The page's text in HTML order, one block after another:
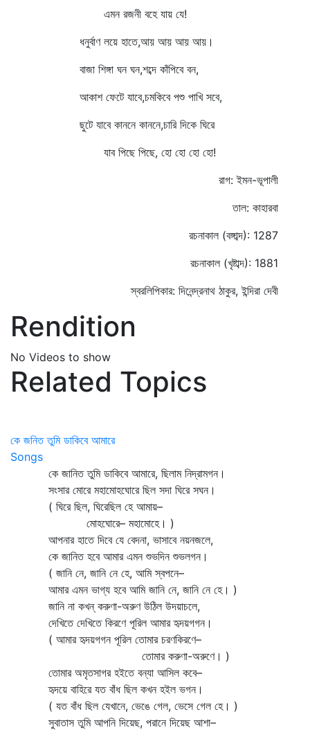
এমন রজনী বহে যায় যে!
ধনুর্বাণ লয়ে হাতে,আয় আয় আয় আয়।
বাজা শিঙ্গা ঘন ঘন,শব্দে কাঁপিবে বন,
আকাশ ফেটে যাবে,চমকিবে পশু পাখি সবে,
ছুটে যাবে কাননে কাননে,চারি দিকে ঘিরে
যাব পিছে পিছে, হো হো হো হো!
রাগ: ইমন-ভূপালী
তাল: কাহারবা
রচনাকাল (বঙ্গাব্দ): 1287
রচনাকাল (খৃষ্টাব্দ): 1881
স্বরলিপিকার: দিনেন্দ্রনাথ ঠাকুর, ইন্দিরা দেবী
Rendition
No Videos to show
Related Topics
কে জনিত তুমি ডাকিবে আমারে
Songs
কে জানিত তুমি ডাকিবে আমারে, ছিলাম নিদ্রামগন।
সংসার মোরে মহামোহঘোরে ছিল সদা ঘিরে সঘন।
( ঘিরে ছিল, ঘিরেছিল হে আমায়–
মোহঘোরে– মহামোহে। )
আপনার হাতে দিবে যে বেদনা, ভাসাবে নয়নজলে,
কে জানিত হবে আমার এমন শুভদিন শুভলগন।
( জানি নে, জানি নে হে, আমি স্বপনে–
আমার এমন ভাগ্য হবে আমি জানি নে, জানি নে হে। )
জানি না কখন্‌ করুণা-অরুণ উঠিল উদয়াচলে,
দেখিতে দেখিতে কিরণে পূরিল আমার হৃদয়গগন।
( আমার হৃদয়গগন পূরিল তোমার চরণকিরণে–
তোমার করুণা-অরুণে। )
তোমার অমৃতসাগর হইতে বন্যা আসিল কবে–
হৃদয়ে বাহিরে যত বাঁধ ছিল কখন হইল ভগন।
( যত বাঁধ ছিল যেখানে, ভেঙে গেল, ভেসে গেল হে। )
সুবাতাস তুমি আপনি দিয়েছ, পরানে দিয়েছ আশা–